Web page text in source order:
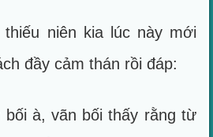
thiếu niên kia lúc này mới
đầy cảm thán rồi đáp:
bối à, vãn bối thấy rằng từ